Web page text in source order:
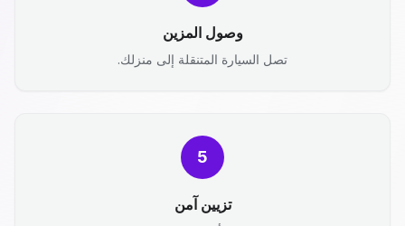
وصول المزين
تصل السيارة المتنقلة إلى منزلك.
5
تزيين آمن